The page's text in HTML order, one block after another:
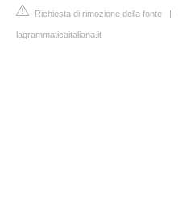
Richiesta di rimozione della fonte |
lagrammaticaitaliana.it